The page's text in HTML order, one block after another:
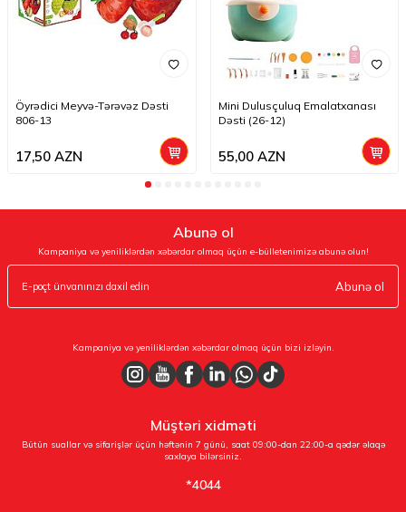
Öyrədici Meyvə-Tərəvəz Dəsti
806-13
17,50 AZN
Mini Dulusçuluq Emalatxanası
Dəsti (26-12)
55,00AZN
Abunə ol
Kampaniya və yeniliklərdən xəbərdar olmaq üçün e-bülletenimizə abunə olun!
Abunə ol
Kampaniya və yeniliklərdən xəbərdar olmaq üçün bizi izləyin.
Müştəri xidməti
Bütün suallar və sifarişlər üçün həftənin 7 günü, saat 09:00-dan 22:00-a qədər əlaqə
saxlaya bilərsiniz.
*4044